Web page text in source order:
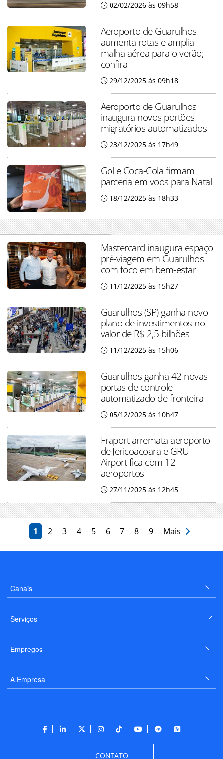
02/02/2026 às 09h58
Aeroporto de Guarulhos
aumenta rotas e amplia
malha aérea para o verão;
confira
29/12/2025 às 09h18
Aeroporto de Guarulhos
inaugura novos portões
migratórios automatizados
23/12/2025 às 17h49
Gol e Coca-Cola firmam
parceria em voos para Natal
18/12/2025 às 18h33
Mastercard inaugura espaço
pré-viagem em Guarulhos
com foco em bem-estar
11/12/2025 às 15h27
Guarulhos (SP) ganha novo
plano de investimentos no
valor de R$ 2,5 bilhões
11/12/2025 às 15h06
Guarulhos ganha 42 novas
portas de controle
automatizado de fronteira
05/12/2025 às 10h47
Fraport arremata aeroporto
de Jericoacoara e GRU
Airport fica com 12
aeroportos
27/11/2025 às 12h45
1 2 3 4 5 6 7 8 9 Mais
Canais
Serviços
Empregos
A Empresa
CONTATO